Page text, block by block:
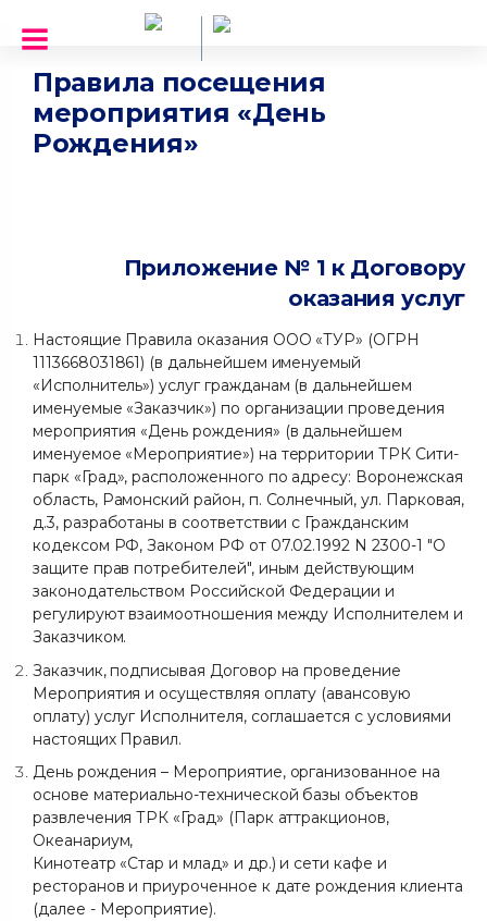
Правила посещения
мероприятия «День
Рождения»
Приложение № 1 к Договору
оказания услуг
Настоящие Правила оказания ООО «ТУР» (ОГРН
1113668031861) (в дальнейшем именуемый
«Исполнитель») услуг гражданам (в дальнейшем
именуемые «Заказчик») по организации проведения
мероприятия «День рождения» (в дальнейшем
именуемое «Мероприятие») на территории ТРК Сити-
парк «Град», расположенного по адресу: Воронежская
область, Рамонский район, п. Солнечный, ул. Парковая,
д.3, разработаны в соответствии с Гражданским
кодексом РФ, Законом РФ от 07.02.1992 N 2300-1 "О
защите прав потребителей", иным действующим
законодательством Российской Федерации и
регулируют взаимоотношения между Исполнителем и
Заказчиком.
Заказчик, подписывая Договор на проведение
Мероприятия и осуществляя оплату (авансовую
оплату) услуг Исполнителя, соглашается с условиями
настоящих Правил.
День рождения – Мероприятие, организованное на
основе материально-технической базы объектов
развлечения ТРК «Град» (Парк аттракционов,
Океанариум,
Кинотеатр «Стар и млад» и др.) и сети кафе и
ресторанов и приуроченное к дате рождения клиента
(далее - Мероприятие).